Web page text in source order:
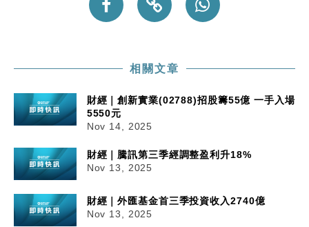
相關文章
財經｜創新實業(02788)招股籌55億 一手入場
5550元
Nov 14, 2025
財經｜騰訊第三季經調整盈利升18%
Nov 13, 2025
財經｜外匯基金首三季投資收入2740億
Nov 13, 2025